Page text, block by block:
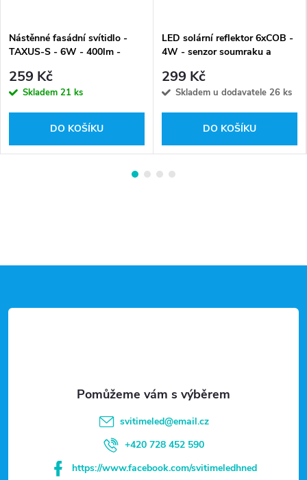
Nástěnné fasádní svítidlo -
TAXUS-S - 6W - 400lm -
259 Kč
Skladem 21 ks
DO KOŠÍKU
LED solární reflektor 6xCOB -
4W - senzor soumraku a
299 Kč
Skladem u dodavatele 26 ks
DO KOŠÍKU
á
svitimeled@email.cz
+420 728 452 590
https://www.facebook.com/svitimeledhned